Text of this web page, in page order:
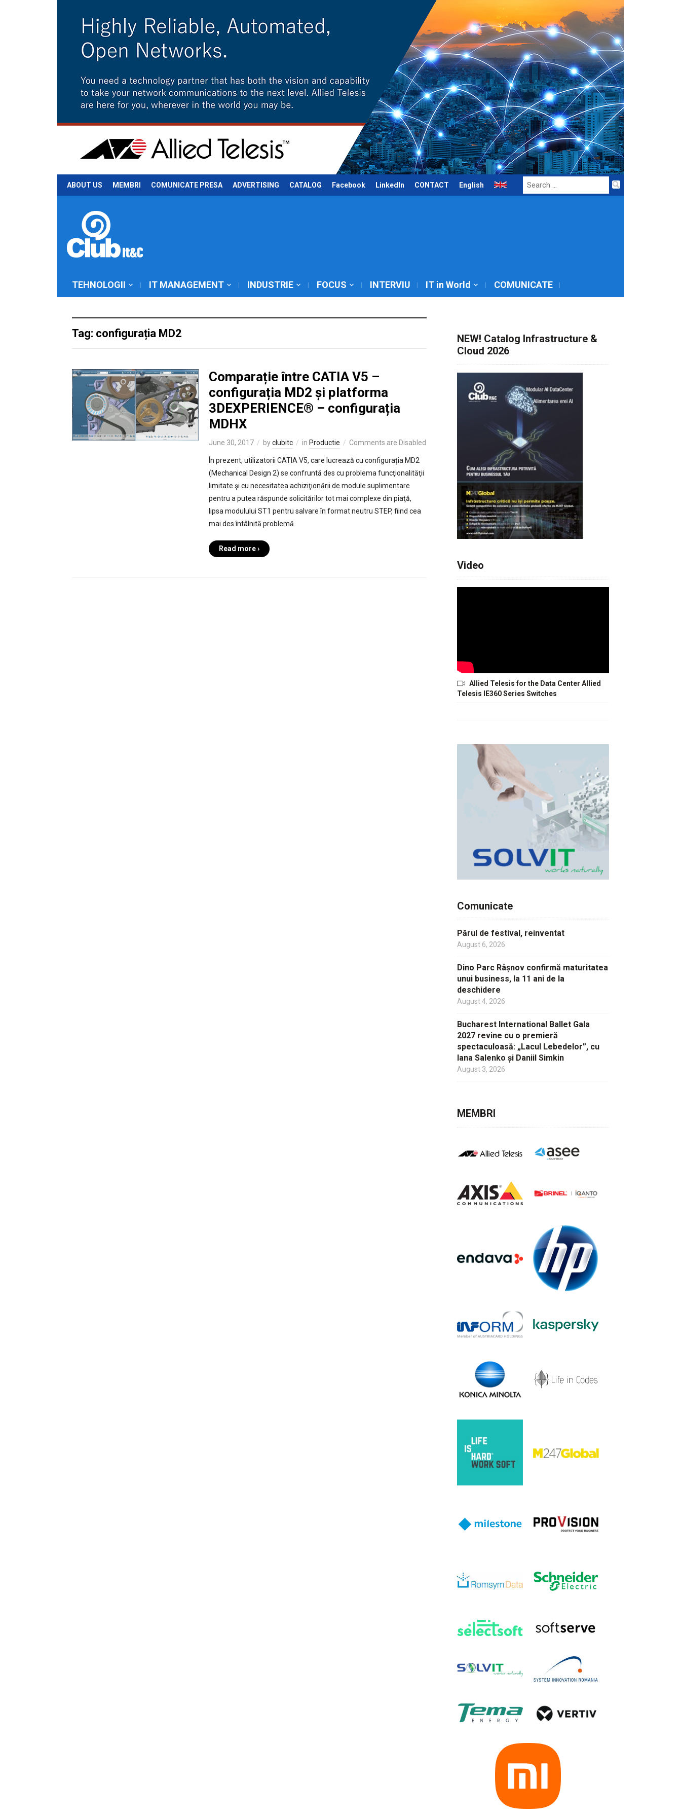
ABOUT US MEMBRI COMUNICATE PRESA ADVERTISING CATALOG Facebook LinkedIn CONTACT English
Search
for:
TEHNOLOGII IT MANAGEMENT INDUSTRIE FOCUS INTERVIU IT in World COMUNICATE
Tag: configurația MD2
Comparație între CATIA V5 –
configurația MD2 și platforma
3DEXPERIENCE® – configurația
MDHX
June 30, 2017 byclubitc in Productie Comments are Disabled
În prezent, utilizatorii CATIA V5, care lucrează cu configurația MD2
(Mechanical Design 2) se confruntă des cu problema funcţionalităţii
limitate şi cu necesitatea achiziţionării de module suplimentare
pentru a putea răspunde solicitărilor tot mai complexe din piaţă,
lipsa modulului ST1 pentru salvare în format neutru STEP, fiind cea
mai des întâlnită problemă.
Read more ›
NEW! Catalog Infrastructure &
Cloud 2026
Video
Allied Telesis for the Data Center Allied
Telesis IE360 Series Switches
Comunicate
Părul de festival, reinventat
August 6, 2026
Dino Parc Râșnov confirmă maturitatea
unui business, la 11 ani de la
deschidere
August 4, 2026
Bucharest International Ballet Gala
2027 revine cu o premieră
spectaculoasă: „Lacul Lebedelor”, cu
Iana Salenko și Daniil Simkin
August 3, 2026
MEMBRI